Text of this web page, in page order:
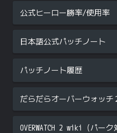
公式ヒーロー勝率/使用率
日本語公式パッチノート
パッチノート履歴
だらだらオーバーウォッチ
OVERWATCH 2 wiki（パーク